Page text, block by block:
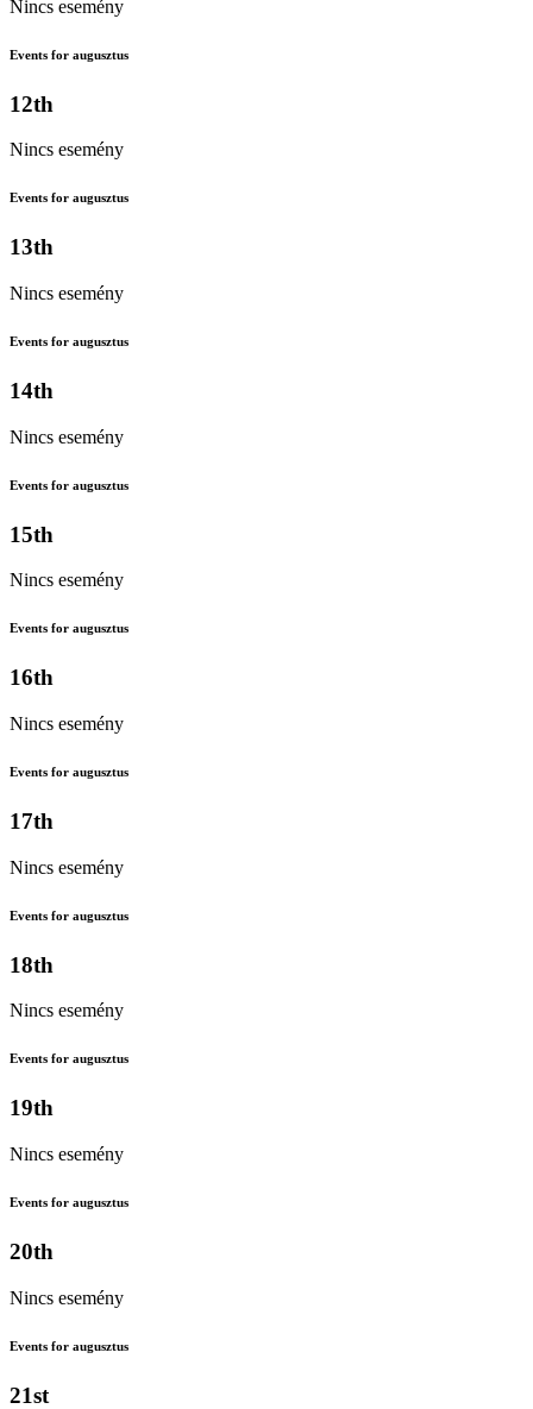
Nincs esemény
Events for augusztus
12th
Nincs esemény
Events for augusztus
13th
Nincs esemény
Events for augusztus
14th
Nincs esemény
Events for augusztus
15th
Nincs esemény
Events for augusztus
16th
Nincs esemény
Events for augusztus
17th
Nincs esemény
Events for augusztus
18th
Nincs esemény
Events for augusztus
19th
Nincs esemény
Events for augusztus
20th
Nincs esemény
Events for augusztus
21st